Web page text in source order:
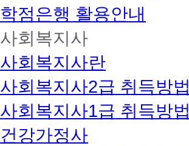
학점은행 활용안내
사회복지사
사회복지사란
사회복지사2급 취득방법
사회복지사1급 취득방법
건강가정사